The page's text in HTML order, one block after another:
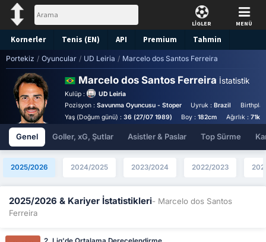
LİGLER MENÜ
Kornerler Tenis (EN) API Premium Tahmin
Portekiz / Oyuncular / UD Leiria / Marcelo dos Santos Ferreira
Marcelo dos Santos Ferreira İstatistik
Kulüp :
UD Leiria
Pozisyon : Savunma Oyuncusu - Stoper Uyruk :Brazil
Yaş (Doğum günü) : 36 (27/07 1989) Boy :182cm Ağırlık : 71kg
Genel Goller, xG, Şutlar Asistler & Paslar Top Sürme
2025/2026 2024/2025 2023/2024 2022/2023
2025/2026 & Kariyer İstatistikleri- Marcelo dos Santos
Ferreira